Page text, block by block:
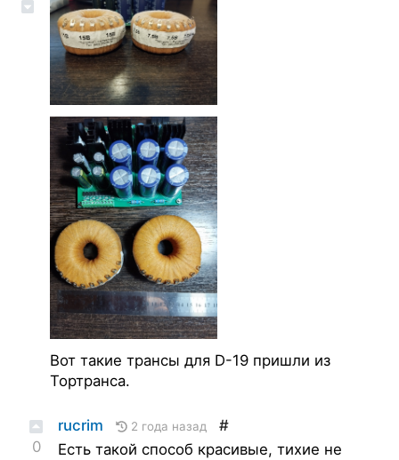
Вот такие трансы для D-19 пришли из
Тортранса.
0
rucrim 2 года назад
#
Есть такой способ красивые, тихие не